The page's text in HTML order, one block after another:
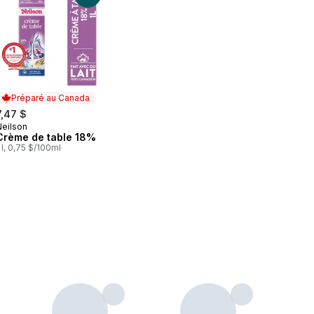
Préparé au Canada
$
au Canada
de table 18%
l, 0,75 $/100ml